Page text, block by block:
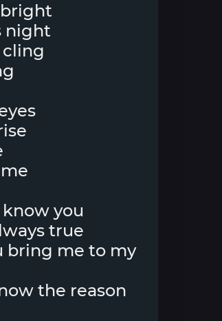
bright
night
cling
you
true
bring me to my
the reason